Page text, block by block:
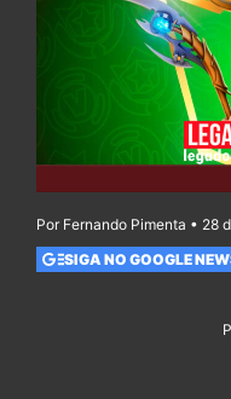
Por Fernando Pimenta • 28
SIGA NO GOOGLE